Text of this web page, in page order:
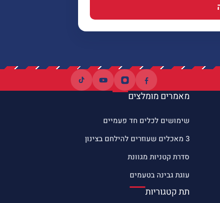
מאמרים מומלצים
שימושים לכלים חד פעמיים
3 מאכלים שעוזרים להילחם בצינון
סדרת קטניות מגוונת
עוגת גבינה בטעמים
תת קטגוריות